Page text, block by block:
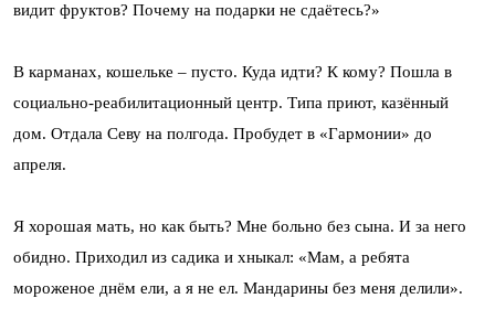
видит фруктов? Почему на подарки не сдаётесь?»
В карманах, кошельке – пусто. Куда идти? К кому? Пошла в
социально-реабилитационный центр. Типа приют, казённый
дом. Отдала Севу на полгода. Пробудет в «Гармонии» до
апреля.
Я хорошая мать, но как быть? Мне больно без сына. И за него
обидно. Приходил из садика и хныкал: «Мам, а ребята
мороженое днём ели, а я не ел. Мандарины без меня делили».